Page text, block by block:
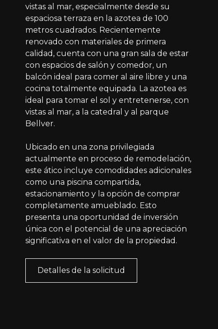
vistas al mar, especialmente desde su
espaciosa terraza en la azotea de 100
metros cuadrados. Recientemente
renovado con materiales de primera
calidad, cuenta con una gran sala de estar
con espacios de salón y comedor, un
balcón ideal para comer al aire libre y una
cocina totalmente equipada. La azotea es
ideal para tomar el sol y entretenerse, con
vistas al mar, a la catedral y al parque
Bellver.
Ubicado en una zona privilegiada
actualmente en proceso de remodelación,
este ático incluye comodidades adicionales
como una piscina compartida,
estacionamiento y la opción de comprar
completamente amueblado. Esto
presenta una oportunidad de inversión
única con el potencial de una apreciación
significativa en el valor de la propiedad.
Detalles de la solicitud